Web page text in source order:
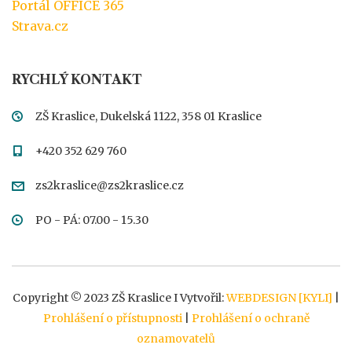
Portál OFFICE 365
Strava.cz
RYCHLÝ KONTAKT
ZŠ Kraslice, Dukelská 1122, 358 01 Kraslice
+420 352 629 760
zs2kraslice@zs2kraslice.cz
PO - PÁ: 07.00 - 15.30
Copyright © 2023 ZŠ Kraslice I Vytvořil:WEBDESIGN [KYLI]
Prohlášení o přístupnosti| Prohlášení o ochraně
oznamovatelů